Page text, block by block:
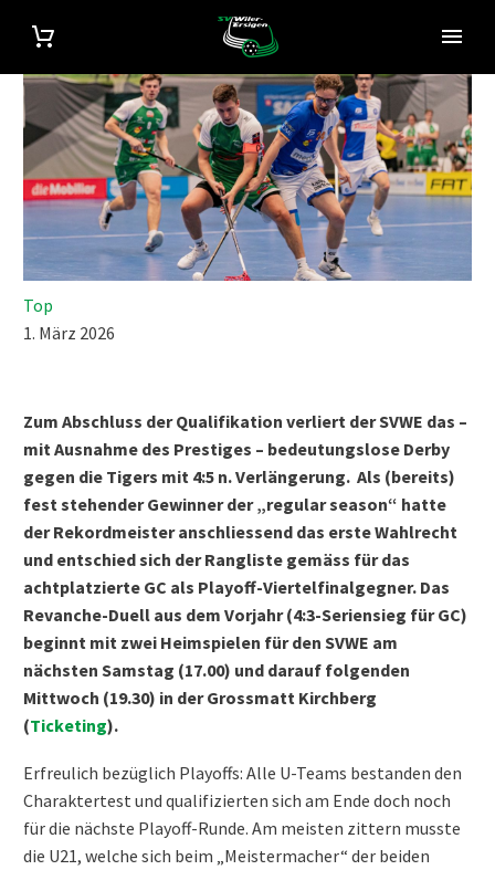
Top
1. März 2026
Zum Abschluss der Qualifikation verliert der SVWE das –
mit Ausnahme des Prestiges – bedeutungslose Derby
gegen die Tigers mit 4:5 n. Verlängerung. Als (bereits)
fest stehender Gewinner der „regular season“ hatte
der Rekordmeister anschliessend das erste Wahlrecht
und entschied sich der Rangliste gemäss für das
achtplatzierte GC als Playoff-Viertelfinalgegner. Das
Revanche-Duell aus dem Vorjahr (4:3-Seriensieg für GC)
beginnt mit zwei Heimspielen für den SVWE am
nächsten Samstag (17.00) und darauf folgenden
Mittwoch (19.30) in der Grossmatt Kirchberg
(Ticketing).
Erfreulich bezüglich Playoffs: Alle U-Teams bestanden den
Charaktertest und qualifizierten sich am Ende doch noch
für die nächste Playoff-Runde. Am meisten zittern musste
die U21, welche sich beim „Meistermacher“ der beiden